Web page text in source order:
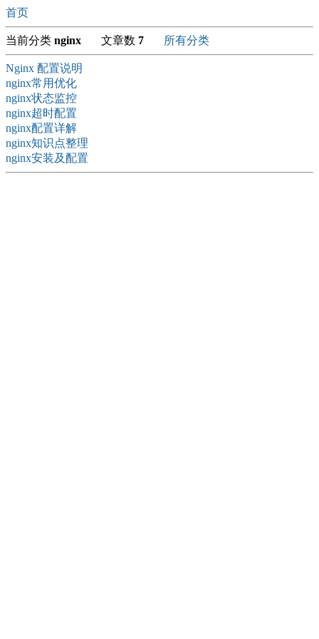
首页
当前分类 nginx 文章数 7 所有分类
Nginx 配置说明
nginx常用优化
nginx状态监控
nginx超时配置
nginx配置详解
nginx知识点整理
nginx安装及配置